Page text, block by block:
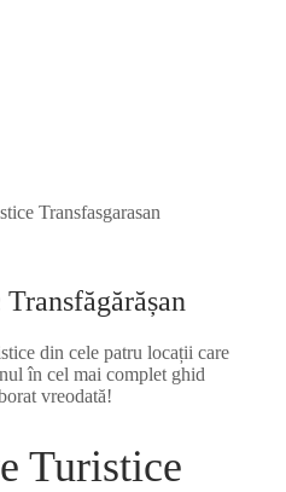
din cele patru locații care
în cel mai complet ghid
vreodată!
Turistice